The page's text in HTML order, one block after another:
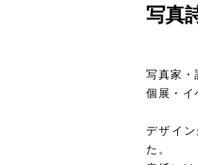
写真
写真家・
個展・イ
デザイ
た。